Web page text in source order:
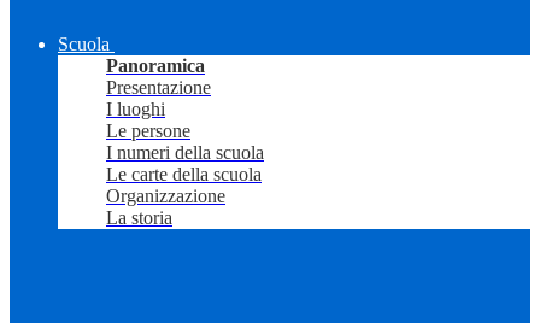
Scuola
Panoramica
Presentazione
I luoghi
Le persone
I numeri della scuola
Le carte della scuola
Organizzazione
La storia